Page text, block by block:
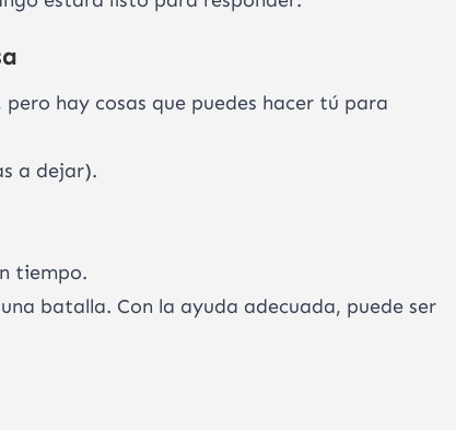
pero hay cosas que puedes hacer tú para
a dejar).
tiempo.
batalla. Con la ayuda adecuada, puede ser